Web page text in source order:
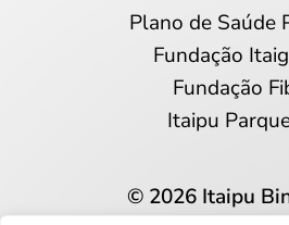
Plano de Saúde
Fundação
Fundação
Itaipu
© 2026 Itaipu